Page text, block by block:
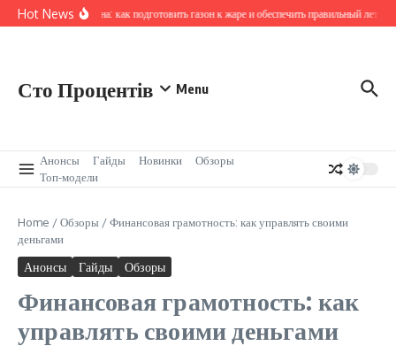
Перейти к содержанию
Hot NewsХускварна: как подготовить газон к жаре и обеспечить правильный летний
Сто Процентів Menu
Анонсы Гайды Новинки
Обзоры
Топ-модели
Home /Обзоры /Финансовая грамотность: как управлять своими
деньгами
Анонсы Гайды Обзоры
Финансовая грамотность: как
управлять своими деньгами